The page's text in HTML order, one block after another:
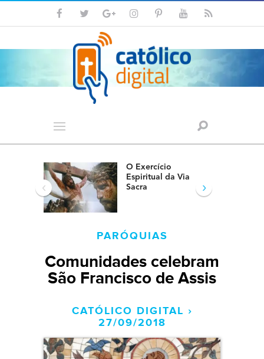
O Exercício
Espiritual da Via
Sacra
‹ ›
PARÓQUIAS
Comunidades celebram
São Francisco de Assis
CATÓLICO DIGITAL ›
27/09/2018